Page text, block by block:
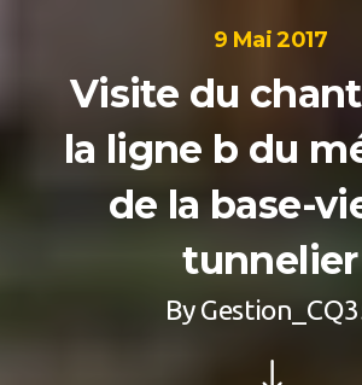
9 Mai 2017
Visite du
la ligne b du
de la base-
tunnelier
By